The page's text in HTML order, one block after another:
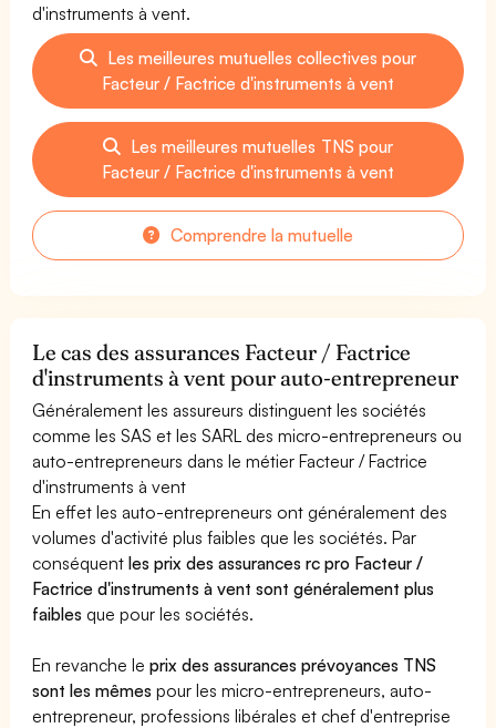
d'instruments à vent.
Les meilleures mutuelles collectives pour
Facteur / Factrice d'instruments à vent
Les meilleures mutuelles TNS pour
Facteur / Factrice d'instruments à vent
Comprendre la mutuelle
Le cas des assurances Facteur / Factrice
d'instruments à vent pour auto-entrepreneur
Généralement les assureurs distinguent les sociétés
comme les SAS et les SARL des micro-entrepreneurs ou
auto-entrepreneurs dans le métier Facteur / Factrice
d'instruments à vent
En effet les auto-entrepreneurs ont généralement des
volumes d'activité plus faibles que les sociétés. Par
conséquentles prix des assurances rc pro Facteur /
Factrice d'instruments à vent sont généralement plus
faibles que pour les sociétés.
En revanche leprix des assurances prévoyances TNS
sont les mêmes pour les micro-entrepreneurs, auto-
entrepreneur, professions libérales et chef d'entreprise